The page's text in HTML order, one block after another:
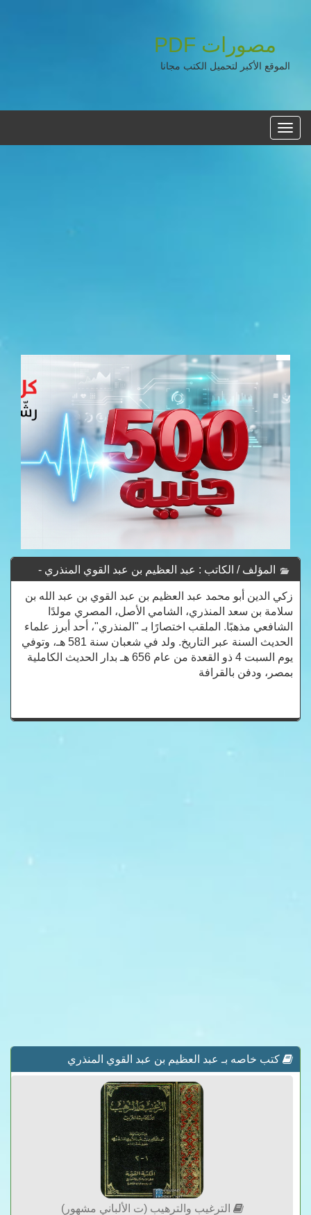
مصورات PDF
الموقع الأكبر لتحميل الكتب مجانا
القائمه
الرئيسية
المؤلف / الكاتب : عبد العظيم بن عبد القوي المنذري -
Abdel-Azim-Bin-Abdul-kawy-Mundhiri
زكي الدين أبو محمد عبد العظيم بن عبد القوي بن عبد الله بن
سلامة بن سعد المنذري، الشامي الأصل، المصري مولدًا
الشافعي مذهبًا. الملقب اختصارًا بـ "المنذري"، أحد أبرز علماء
الحديث السنة عبر التاريخ. ولد في شعبان سنة 581 هـ، وتوفي
يوم السبت 4 ذو القعدة من عام 656 هـ بدار الحديث الكاملية
بمصر، ودفن بالقرافة
كتب خاصه بـ عبد العظيم بن عبد القوي المنذري
الترغيب والترهيب (ت الألباني مشهور)